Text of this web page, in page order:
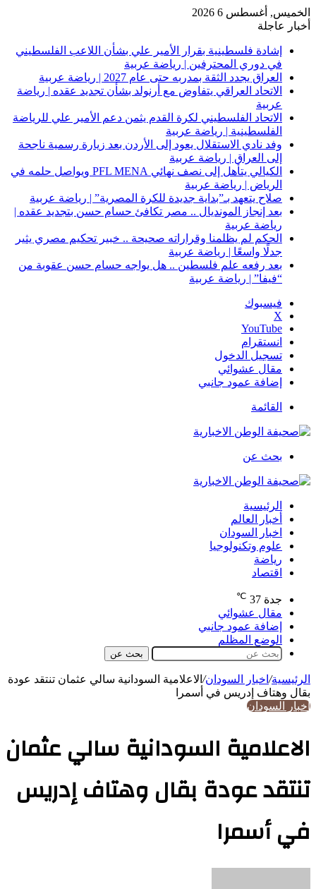
الخميس, أغسطس 6 2026
أخبار عاجلة
إشادة فلسطينية بقرار الأمير علي بشأن اللاعب الفلسطيني
في دوري المحترفين | رياضة عربية
العراق يجدد الثقة بمدربه حتى عام 2027 | رياضة عربية
الاتحاد العراقي يتفاوض مع أرنولد بشأن تجديد عقده | رياضة
عربية
الاتحاد الفلسطيني لكرة القدم يثمن دعم الأمير علي للرياضة
الفلسطينية | رياضة عربية
وفد نادي الاستقلال يعود إلى الأردن بعد زيارة رسمية ناجحة
إلى العراق | رياضة عربية
الكيالي يتأهل إلى نصف نهائي PFL MENA ويواصل حلمه في
الرياض | رياضة عربية
صلاح يتعهد بـ”بداية جديدة للكرة المصرية” | رياضة عربية
بعد إنجاز المونديال .. مصر تكافئ حسام حسن بتجديد عقده |
رياضة عربية
الحكم لم يظلمنا وقراراته صحيحة .. خبير تحكيم مصري يثير
جدلًا واسعًا | رياضة عربية
بعد رفعه علم فلسطين .. هل يواجه حسام حسن عقوبة من
“فيفا” | رياضة عربية
فيسبوك
‫X
‫YouTube
انستقرام
تسجيل الدخول
مقال عشوائي
إضافة عمود جانبي
القائمة
بحث عن
الرئيسية
أخبار العالم
اخبار السودان
علوم وتكنولوجيا
رياضة
اقتصاد
جدة 37
℃
مقال عشوائي
إضافة عمود جانبي
الوضع المظلم
بحث عن
الرئيسية/ اخبار السودان/ الاعلامية السودانية سالي عثمان تنتقد عودة
بقال وهتاف إدريس في أسمرا
اخبار السودان
الاعلامية السودانية سالي عثمان
تنتقد عودة بقال وهتاف إدريس
في أسمرا